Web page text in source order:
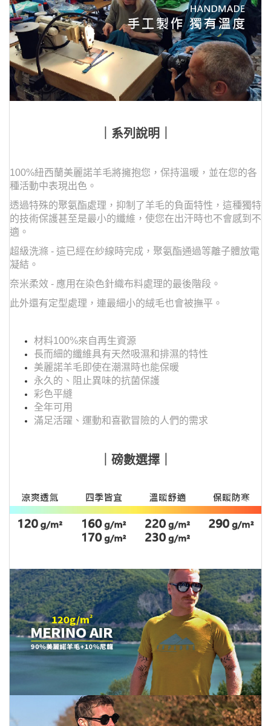
｜系列說明｜
100%紐西蘭美麗諾羊毛將擁抱您，保持溫暖，並在您的各
種活動中表現出色。
透過特殊的聚氨酯處理，抑制了羊毛的負面特性，這種獨特
的技術保護甚至是最小的纖維，使您在出汗時也不會感到不
適。
超級洗滌 - 這已經在紗線時完成，聚氨酯通過等離子體放電
凝結。
奈米柔效 - 應用在染色針織布料處理的最後階段。
此外還有定型處理，連最細小的絨毛也會被撫平。
材料100%來自再生資源
長而細的纖維具有天然吸濕和排濕的特性
美麗諾羊毛即使在潮濕時也能保暖
永久的、阻止異味的抗菌保護
彩色平縫
全年可用
滿足活躍、運動和喜歡冒險的人們的需求
｜磅數選擇｜